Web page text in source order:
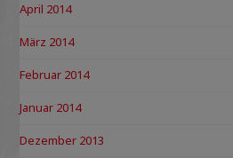
April 2014
März 2014
Februar 2014
Januar 2014
Dezember 2013